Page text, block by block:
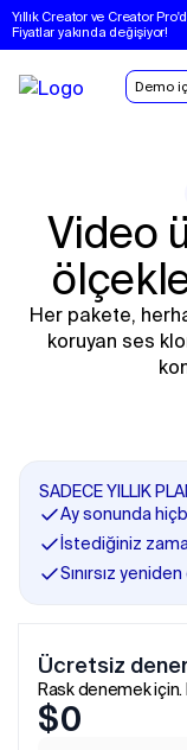
Yıllık Creator ve Creator
Fiyatlar yakında değişiyor!
Demo
Video üretiminize göre
Her pakete,
koruyan ses
SADECE YILLIK
Ay sonunda
İstediğiniz
Sınırsız
Ücretsiz
Rask denemek için.
$0